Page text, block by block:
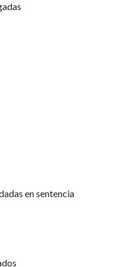
en sentencia